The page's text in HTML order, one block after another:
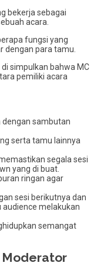
bekerja sebagai
acara.
fungsi yang
dengan para tamu.
simpulkan bahwa MC
pemiliki acara
dengan sambutan
serta tamu lainnya
segala sesi
yang di buat.
ringan agar
sesi berikutnya dan
melakukan
semangat
Moderator